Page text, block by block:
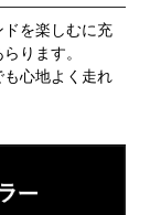
を楽しむに充
ります。
心地よく走れ